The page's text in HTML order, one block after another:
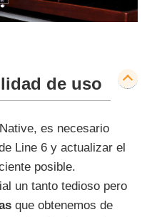
de uso
es necesario
Line 6 y actualizar el
posible.
un tanto tedioso pero
que obtenemos de